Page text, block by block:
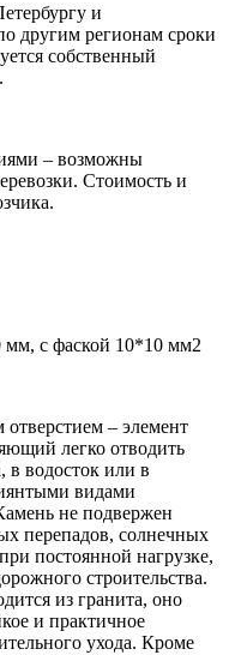
и
другим регионам сроки
собственный
– возможны
Стоимость и
мм, с фаской 10*10 мм2
– элемент
легко отводить
в водосток или в
видами
не подвержен
перепадов, солнечных
постоянной нагрузке,
строительства.
из гранита, оно
и практичное
ухода. Кроме